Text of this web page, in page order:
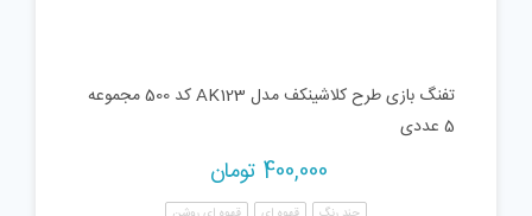
تفنگ بازی طرح کلاشینکف مدل AK123 کد 500 مجموعه
5 عددی
400,000 تومان